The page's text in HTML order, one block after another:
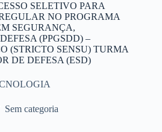
SELETIVO PARA
NO PROGRAMA
SEGURANÇA,
(PPGSDD) –
(STRICTO SENSU) TURMA
DE DEFESA (ESD)
Sem categoria